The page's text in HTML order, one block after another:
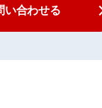
い合わせる